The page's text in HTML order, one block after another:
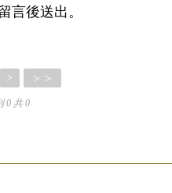
言後送出。
> ＞＞
0 共 0